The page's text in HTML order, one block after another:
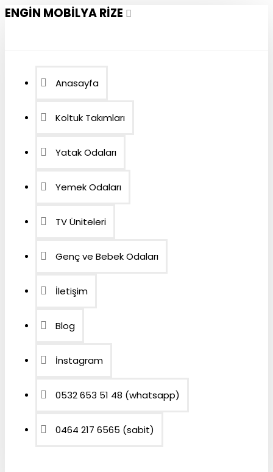
ENGIN MOBILYA RIZE
Anasayfa
Koltuk Takımları
Yatak Odaları
Yemek Odaları
TV Üniteleri
Genç ve Bebek Odaları
İletişim
Blog
İnstagram
0532 653 51 48 (whatsapp)
0464 217 6565 (sabit)